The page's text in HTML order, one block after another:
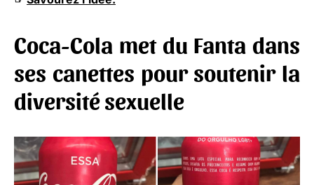
Coca-Cola met du Fanta dans
ses canettes pour soutenir la
diversité sexuelle